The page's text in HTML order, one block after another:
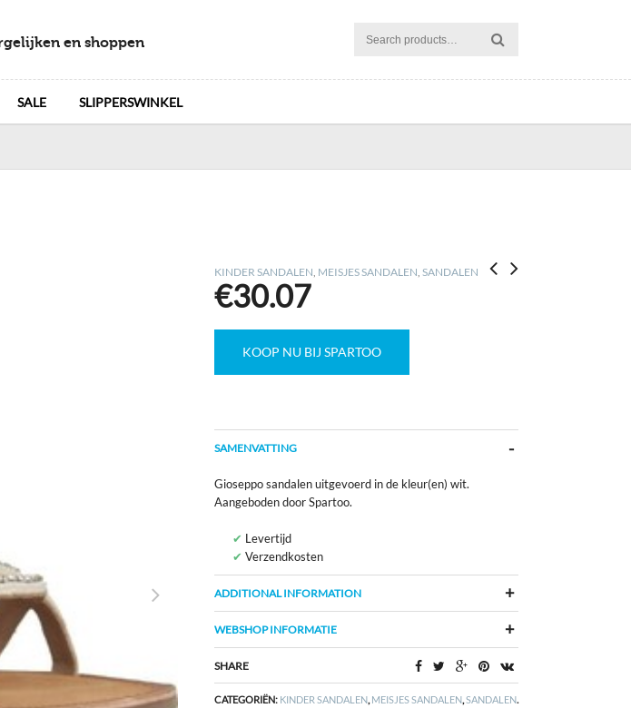
en shoppen
SALE SLIPPERSWINKEL
KINDER SANDALEN, MEISJES SANDALEN, SANDALEN
€30.07
KOOP NU BIJ SPARTOO
SAMENVATTING
Gioseppo sandalen uitgevoerd in de kleur(en) wit.
Aangeboden door Spartoo.
Levertijd
Verzendkosten
ADDITIONAL INFORMATION
WEBSHOP INFORMATIE
SHARE
CATEGORIËN: KINDER SANDALEN, MEISJES SANDALEN,SANDALEN.